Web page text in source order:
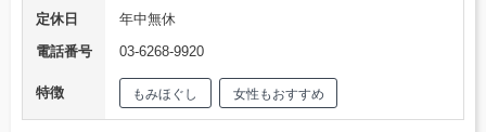
定休日
年中無休
電話番号
03-6268-9920
特徴 もみほぐし 女性もおすすめ